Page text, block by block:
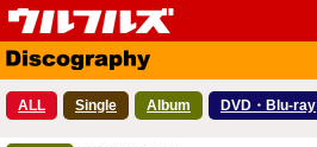
Top
Media Live
ALL Single Album DVD・Blu-ray